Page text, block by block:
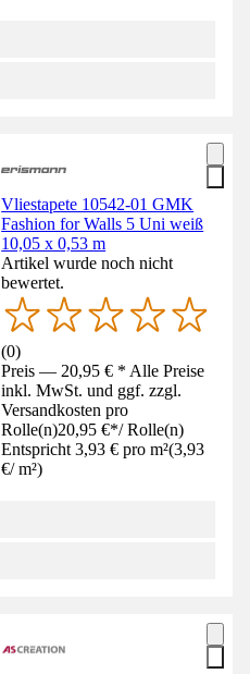
Vliestapete 10542-01 GMK
Fashion for Walls 5 Uni weiß
10,05 x 0,53 m
Artikel wurde noch nicht
bewertet.
(0)
Preis — 20,95 € * Alle Preise
inkl. MwSt. und ggf. zzgl.
Versandkosten pro
Rolle(n)20,95 €*/ Rolle(n)
Entspricht 3,93 € pro m²(3,93
€/ m²)